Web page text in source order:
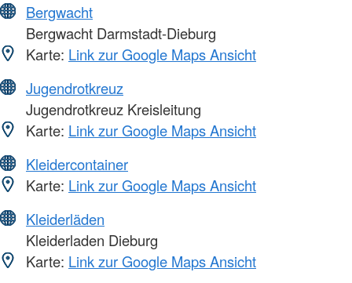
Bergwacht
Bergwacht Darmstadt-Dieburg
Karte: Link zur Google Maps Ansicht
Jugendrotkreuz
Jugendrotkreuz Kreisleitung
Karte: Link zur Google Maps Ansicht
Kleidercontainer
Karte: Link zur Google Maps Ansicht
Kleiderläden
Kleiderladen Dieburg
Karte: Link zur Google Maps Ansicht